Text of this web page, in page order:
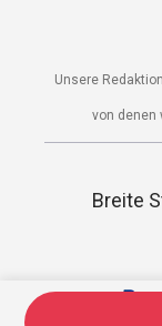
von denen
Breite